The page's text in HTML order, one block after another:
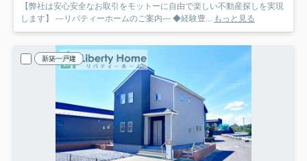
【弊社は安心安全なお取引をモットーに自由で楽しい不動産探しを実現
します】 ---リバティーホームのご案内--- ◆経験豊... もっと見る
新築一戸建